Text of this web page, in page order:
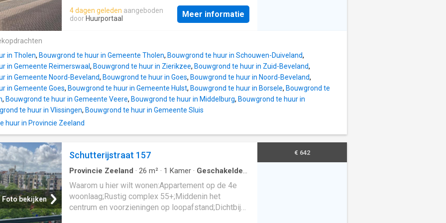
Slaapkamer en luxe badkamer op de begane grond,
met de mogelijkheid om een tweede slaapkamer op
Poortvliet, voorzien van hoogwaardige
inbouwapparatuur. • Complete badkamer: Luxe
afgewerkt en aangekocht bij BMN Etten
accessibility to Terneuzen, Hulst, Ghent, and
Antwerp. In Westdorpe, there is a supermarket and
*Layout* You enter the house through the hallway.
From the hallway, you have access to the living
room and the kitchen. The living room also provides
access to the cellar. The kitchen is equipped with an
oven, a gas hob, and an extractor hood. Behind the
kitchen is the utility room with the central heating
system and a door to the garden. On the ground
floor, there is also a separate toilet and a bathroom
there are three bedrooms. The landing has built-in
cupboards that offer additional storage space.
4 dagen geleden aangeboden
door Huurportaal Meer informatie
in Tholen, Bouwgrond te huur in Gemeente Tholen, Bouwgrond te huur in Schouwen-Duiveland,
in Gemeente Reimerswaal , Bouwgrond te huur in Zierikzee, Bouwgrond te huur in Zuid-Beveland,
in Gemeente Noord-Beveland, Bouwgrond te huur in Goes, Bouwgrond te huur in Noord-Beveland,
in Gemeente Goes, Bouwgrond te huur in Gemeente Hulst, Bouwgrond te huur in Borsele, Bouwgrond te
, Bouwgrond te huur in Gemeente Veere, Bouwgrond te huur in Middelburg, Bouwgrond te huur in
te huur in Vlissingen, Bouwgrond te huur in Gemeente Sluis
huur in Provincie Zeeland
Foto bekijken
Schutterijstraat 157
Provincie Zeeland · 26 m² · 1 Kamer · Geschakelde
Waarom u hier wilt wonen:Appartement op de 4e
woonlaag;Rustig complex 55+;Middenin het
centrum en voorzieningen op loopafstand;Dichtbij
€ 642